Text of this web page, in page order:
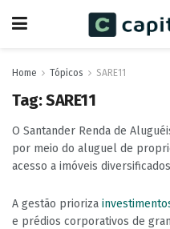
Home Tópicos SARE11
Tag:SARE11
O Santander Renda de
por meio do aluguel de
acesso a imóveis
A gestão prioriza
e prédios corporativos de